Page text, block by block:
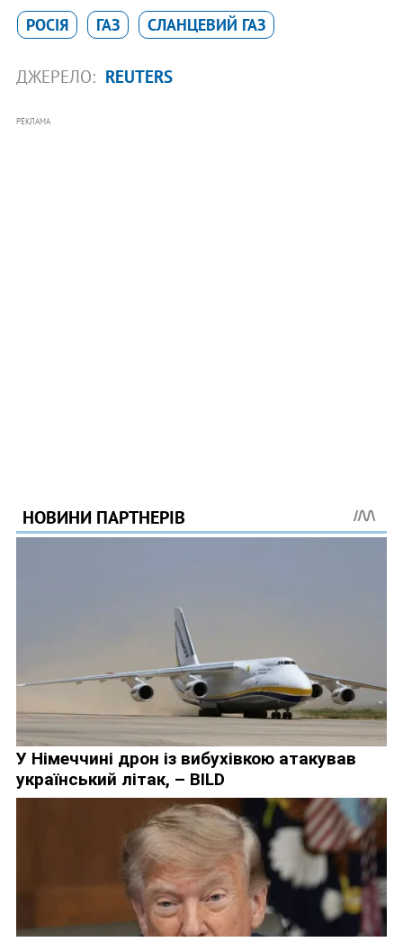
РОСІЯ ГАЗ СЛАНЦЕВИЙ ГАЗ
ДЖЕРЕЛО: REUTERS
РЕКЛАМА